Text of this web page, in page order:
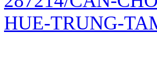
HUE-TRUNG-